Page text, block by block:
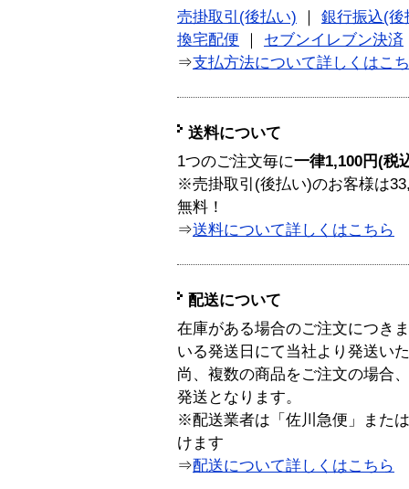
売掛取引(後払い)
銀行振込(後
換宅配便
セブンイレブン決済
⇒支払方法について詳しくはこ
送料について
1つのご注文毎に一律1,100円(税
※売掛取引(後払い)のお客様は
無料！
⇒送料について詳しくはこちら
配送について
在庫がある場合のご注文につき
いる発送日にて当社より発送い
尚、複数の商品をご注文の場合
発送となります。
※配送業者は「佐川急便」また
けます
⇒配送について詳しくはこちら